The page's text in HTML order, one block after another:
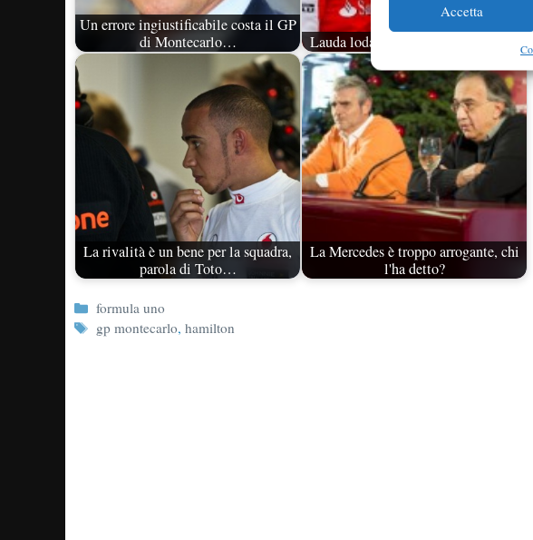
Accetta
Un errore ingiustificabile costa il GP
di Montecarlo…
Lauda loda la Ferrari, ottima mossa
La rivalità è un bene per la squadra,
parola di Toto…
La Mercedes è troppo arrogante, chi
l'ha detto?
Categorie
formula uno
Tag
gp montecarlo,hamilton